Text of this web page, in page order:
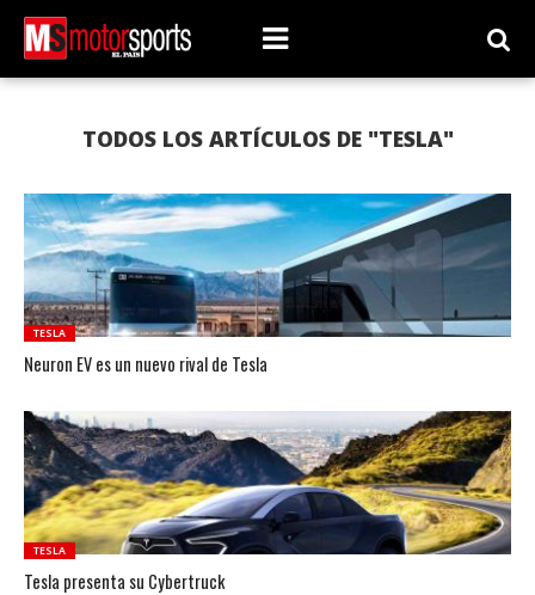
TODOS LOS ARTÍCULOS DE "TESLA"
TESLA
Neuron EV es un nuevo rival de Tesla
TESLA
Tesla presenta su Cybertruck